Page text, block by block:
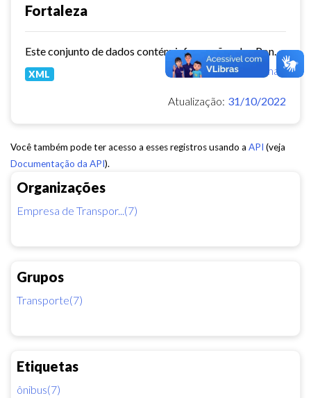
Organizações
Empresa de Transpor...(7)
Grupos
Transporte(7)
Etiquetas
ônibus(7)
Fortaleza
Este conjunto de dados contém informações dos Pontos de controle dos ônibus de Fortaleza.
Ver mais
XML
Atualização: 31/10/2022
Você também pode ter acesso a esses registros usando a API (veja
Documentação da API).